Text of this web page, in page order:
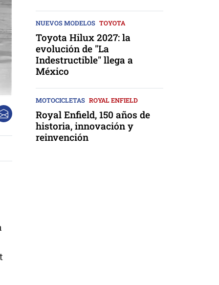
NUEVOS MODELOS TOYOTA
Toyota Hilux 2027: la
evolución de "La
Indestructible" llega a
México
MOTOCICLETAS ROYAL ENFIELD
Royal Enfield, 150 años de
historia, innovación y
reinvención